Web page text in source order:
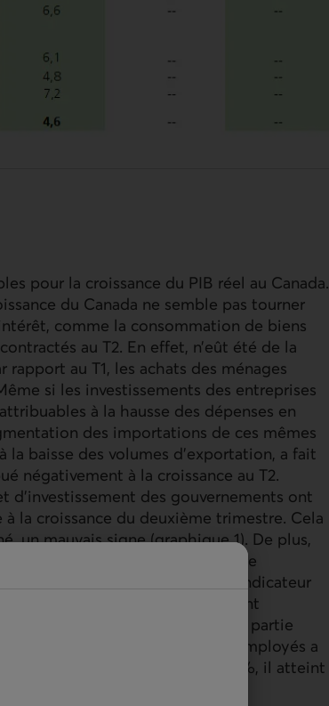
pour la croissance du PIB réel au Canada.
du Canada ne semble pas tourner
comme la consommation de biens
au T2. En effet, n’eût été de la
au T1, les achats des ménages
si les investissements des entreprises
à la hausse des dépenses en
des importations de ces mêmes
baisse des volumes d’exportation, a fait
négativement à la croissance au T2.
d’investissement des gouvernements ont
la croissance du deuxième trimestre. Cela
un mauvais signe (graphique 1). De plus,
gouvernementales est liée à une
n’est pas nécessairement un indicateur
les profits des entreprises ont
un résultat qui est en grande partie
de gaz. La rémunération des employés a
du taux d’épargne. À 7,2 %, il atteint
la période de la pandémie.